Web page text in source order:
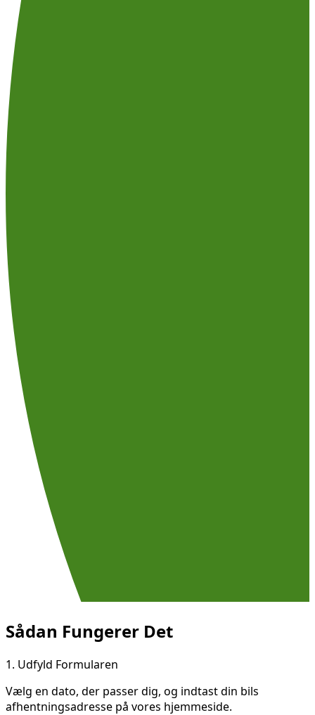
Sådan Fungerer Det
1. Udfyld Formularen
Vælg en dato, der passer dig, og indtast din bils
afhentningsadresse på vores hjemmeside.